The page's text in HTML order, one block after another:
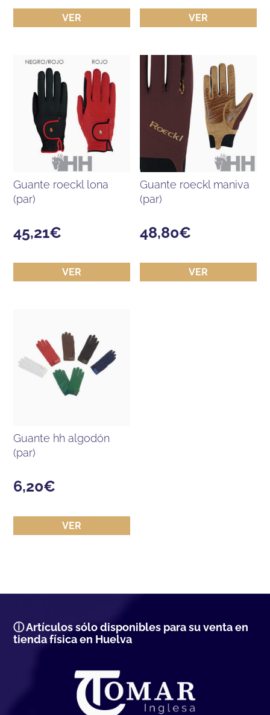
VER VER
guante roeckl lona
(par)
45,21€
VER
guante roeckl maniva
(par)
48,80€
VER
guante hh algodón
(par)
6,20€
VER
ⓘ Artículos sólo disponibles para su venta en
tienda física en Huelva